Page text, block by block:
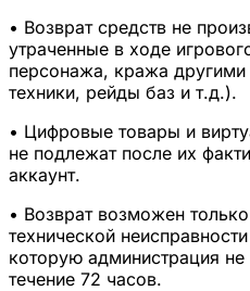
• Возврат средств не
утраченные в ходе
персонажа, кража
техники, рейды баз и т.д.).
• Цифровые товары и
не подлежат после их
аккаунт.
• Возврат возможен
технической
которую администрация
течение 72 часов.